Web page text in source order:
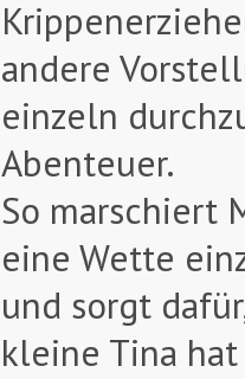
andere
einzeln
Abenteuer.
So marschiert
eine Wette
und sorgt
kleine Tina